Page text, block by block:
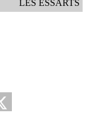
LES ESSARTS